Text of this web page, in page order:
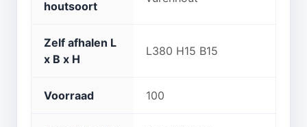
houtsoort
Zelf afhalen L
x B x H
L380 H15 B15
Voorraad 100